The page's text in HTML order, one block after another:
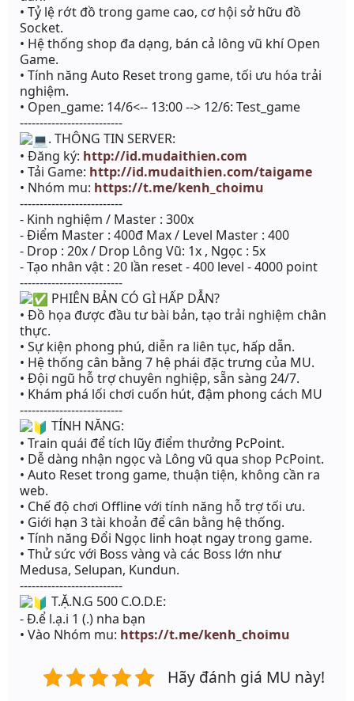
• Tỷ lệ rớt đồ trong game cao, cơ hội sở hữu đồ
Socket.
• Hệ thống shop đa dạng, bán cả lông vũ khí Open
Game.
• Tính năng Auto Reset trong game, tối ưu hóa trải
nghiệm.
• Open_game: 14/6<-- 13:00 --> 12/6: Test_game
--------------------------
. THÔNG TIN SERVER:
• Đăng ký: http://id.mudaithien.com
• Tải Game: http://id.mudaithien.com/taigame
• Nhóm mu: https://t.me/kenh_choimu
--------------------------
- Kinh nghiệm / Master : 300x
- Điểm Master : 400đ Max / Level Master : 400
- Drop : 20x / Drop Lông Vũ: 1x , Ngọc : 5x
- Tạo nhân vật : 20 lần reset - 400 level - 4000 point
--------------------------
PHIÊN BẢN CÓ GÌ HẤP DẪN?
• Đồ họa được đầu tư bài bản, tạo trải nghiệm chân
thực.
• Sự kiện phong phú, diễn ra liên tục, hấp dẫn.
• Hệ thống cân bằng 7 hệ phái đặc trưng của MU.
• Đội ngũ hỗ trợ chuyên nghiệp, sẵn sàng 24/7.
• Khám phá lối chơi cuốn hút, đậm phong cách MU
--------------------------
TÍNH NĂNG:
• Train quái để tích lũy điểm thưởng PcPoint.
• Dễ dàng nhận ngọc và Lông vũ qua shop PcPoint.
• Auto Reset trong game, thuận tiện, không cần ra
web.
• Chế độ chơi Offline với tính năng hỗ trợ tối ưu.
• Giới hạn 3 tài khoản để cân bằng hệ thống.
• Tính năng Đổi Ngọc linh hoạt ngay trong game.
• Thử sức với Boss vàng và các Boss lớn như
Medusa, Selupan, Kundun.
--------------------------
T.Ặ.N.G 500 C.O.D.E:
- Đ.ể l.ạ.i 1 (.) nha bạn
• Vào Nhóm mu: https://t.me/kenh_choimu
Hãy đánh giá MU này!